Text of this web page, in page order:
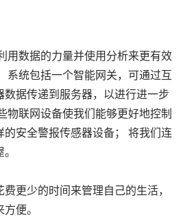
用数据的力量并使用分析来更有效
系统包括一个智能网关，可通过互
数据传递到服务器，以进行进一步
物联网设备使我们能够更好地控制
的安全警报传感器设备； 将我们连
更少的时间来管理自己的生活，
便。